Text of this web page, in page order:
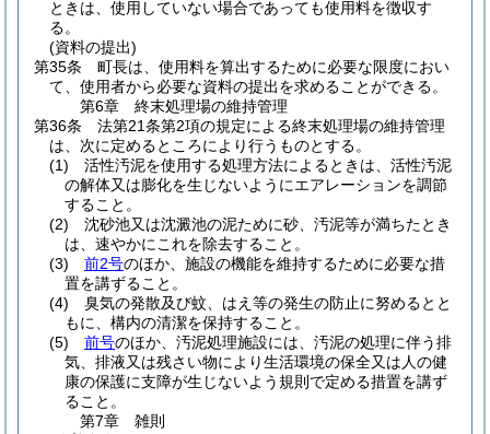
ときは、使用していない場合であっても使用料を徴収す
る。
(資料の提出)
第35条
町長は、使用料を算出するために必要な限度におい
て、使用者から必要な資料の提出を求めることができる。
第6章
終末処理場の維持管理
第36条
法第21条第2項の規定による終末処理場の維持管理
は、次に定めるところにより行うものとする。
(1)
活性汚泥を使用する処理方法によるときは、活性汚泥
の解体又は膨化を生じないようにエアレーションを調節
すること。
(2)
沈砂池又は沈澱池の泥ために砂、汚泥等が満ちたとき
は、速やかにこれを除去すること。
(3)
前2号のほか、施設の機能を維持するために必要な措
置を講ずること。
(4)
臭気の発散及び蚊、はえ等の発生の防止に努めるとと
もに、構内の清潔を保持すること。
(5)
前号のほか、汚泥処理施設には、汚泥の処理に伴う排
気、排液又は残さい物により生活環境の保全又は人の健
康の保護に支障が生じないよう規則で定める措置を講ず
ること。
第7章
雑則